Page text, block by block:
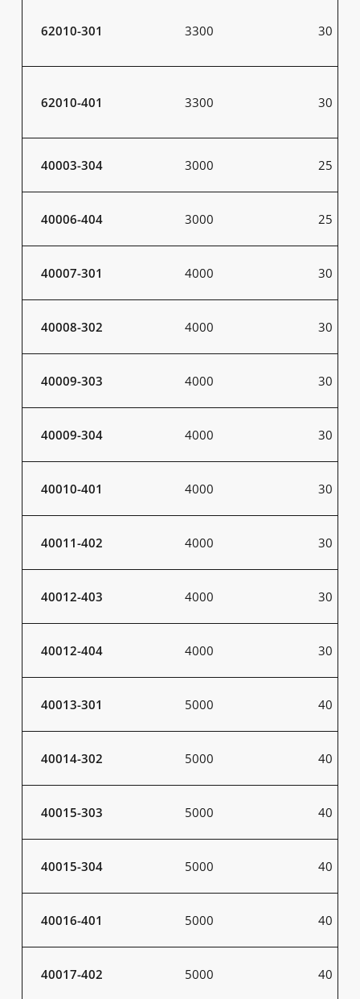
62010-301 3300 30
62010-401 3300 30
40003-304 3000 25
40006-404 3000 25
40007-301 4000 30
40008-302 4000 30
40009-303 4000 30
40009-304 4000 30
40010-401 4000 30
40011-402 4000 30
40012-403 4000 30
40012-404 4000 30
40013-301 5000 40
40014-302 5000 40
40015-303 5000 40
40015-304 5000 40
40016-401 5000 40
40017-402 5000 40